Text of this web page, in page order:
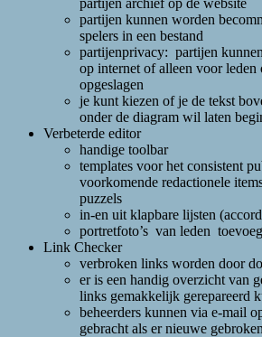
partijen archief op de website
partijen kunnen worden
spelers in een bestand
partijenprivacy: partijen
op internet of alleen voor
opgeslagen
je kunt kiezen of je de tekst
onder de diagram wil laten
Verbeterde editor
handige toolbar
templates voor het consistent
voorkomende redactionele
puzzels
in-en uit klapbare lijsten
portretfoto’s van leden
Link Checker
verbroken links worden door
er is een handig overzicht van
links gemakkelijk gerepareerd
beheerders kunnen via e-mail
gebracht als er nieuwe